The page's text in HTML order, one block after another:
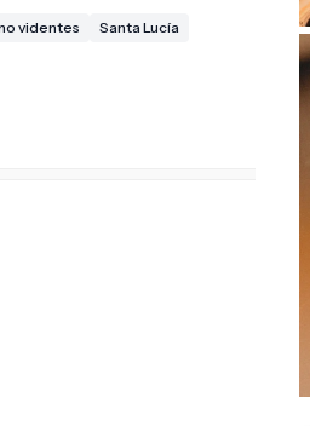
videntes Santa Lucía